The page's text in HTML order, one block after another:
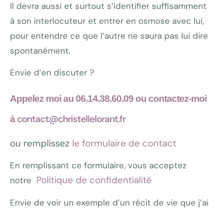
Il devra aussi et surtout s’identifier suffisamment
à son interlocuteur et entrer en osmose avec lui,
pour entendre ce que l’autre ne saura pas lui dire
spontanément.
Envie d’en discuter ?
Appelez moi au 06.14.38.60.09 ou contactez-moi
àcontact@christellelorant.fr
ou remplissez le formulaire de contact
En remplissant ce formulaire, vous acceptez
notre Politique de confidentialité
Envie de voir un exemple d’un récit de vie que j’ai